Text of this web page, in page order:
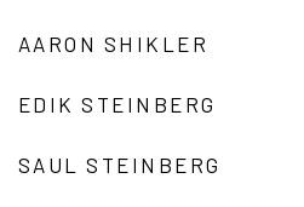
AARON SHIKLER
EDIK STEINBERG
SAUL STEINBERG